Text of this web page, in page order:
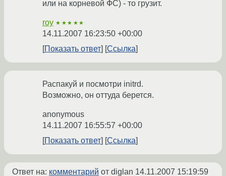
или на корневой ФС) - то грузит.
roy ★★★★★
14.11.2007 16:23:50 +00:00
Показать ответ
Ссылка
Распакуй и посмотри initrd.
Возможно, он оттуда берется.
anonymous
14.11.2007 16:55:57 +00:00
Показать ответ
Ссылка
Ответ на: комментарий от diglan 14.11.2007 15:19:59